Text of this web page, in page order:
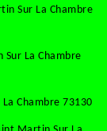
Sur La Chambre
La Chambre
Chambre 73130